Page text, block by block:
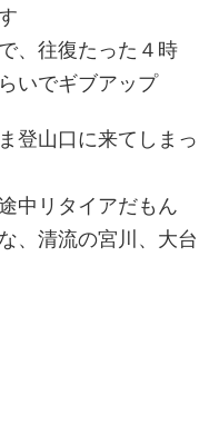
、往復たった４時
いでギブアップ
登山口に来てしまっ
中リタイアだもん
、清流の宮川、大台